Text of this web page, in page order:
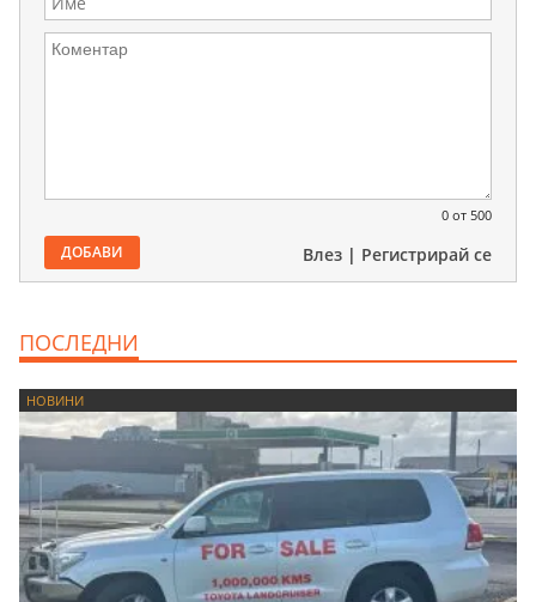
0 от 500
ДОБАВИ Влез | Регистрирай се
ПОСЛЕДНИ
НОВИНИ